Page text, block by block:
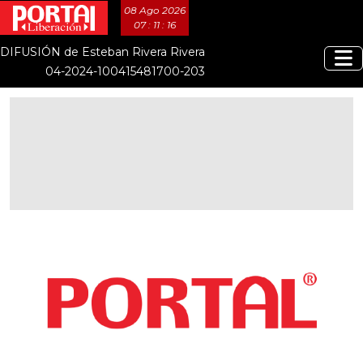
08 Ago 2026
07 : 11 : 16
DIFUSIÓN de Esteban Rivera Rivera
04-2024-100415481700-203